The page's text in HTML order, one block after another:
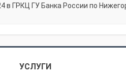
в ГРКЦ ГУ Банка России по
УСЛУГИ